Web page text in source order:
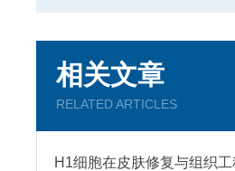
相关文章
RELATED ARTICLES